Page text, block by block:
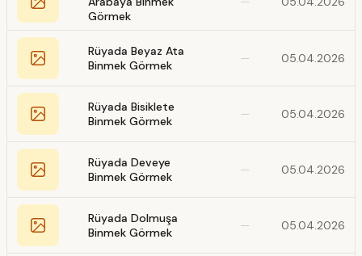
Görmek
Rüyada Beyaz Ata
Binmek Görmek
— 05.04.2026
Rüyada Bisiklete
Binmek Görmek
— 05.04.2026
Rüyada Deveye
Binmek Görmek
— 05.04.2026
Rüyada Dolmuşa
Binmek Görmek
— 05.04.2026